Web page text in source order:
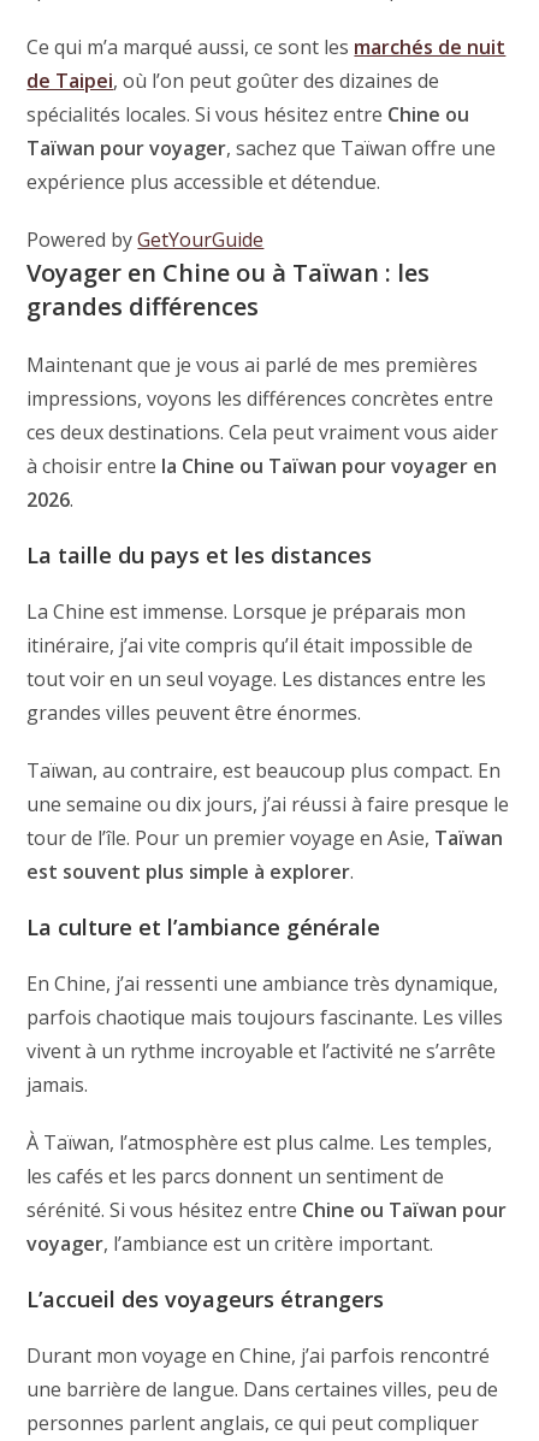
Ce qui m’a marqué aussi, ce sont les marchés de nuit
de Taipei, où l’on peut goûter des dizaines de
spécialités locales. Si vous hésitez entre Chine ou
Taïwan pour voyager, sachez que Taïwan offre une
expérience plus accessible et détendue.
Powered byGetYourGuide
Voyager en Chine ou à Taïwan : les
grandes différences
Maintenant que je vous ai parlé de mes premières
impressions, voyons les différences concrètes entre
ces deux destinations. Cela peut vraiment vous aider
à choisir entre la Chine ou Taïwan pour voyager en
2026.
La taille du pays et les distances
La Chine est immense. Lorsque je préparais mon
itinéraire, j’ai vite compris qu’il était impossible de
tout voir en un seul voyage. Les distances entre les
grandes villes peuvent être énormes.
Taïwan, au contraire, est beaucoup plus compact. En
une semaine ou dix jours, j’ai réussi à faire presque le
tour de l’île. Pour un premier voyage en Asie, Taïwan
est souvent plus simple à explorer.
La culture et l’ambiance générale
En Chine, j’ai ressenti une ambiance très dynamique,
parfois chaotique mais toujours fascinante. Les villes
vivent à un rythme incroyable et l’activité ne s’arrête
jamais.
À Taïwan, l’atmosphère est plus calme. Les temples,
les cafés et les parcs donnent un sentiment de
sérénité. Si vous hésitez entre Chine ou Taïwan pour
voyager, l’ambiance est un critère important.
L’accueil des voyageurs étrangers
Durant mon voyage en Chine, j’ai parfois rencontré
une barrière de langue. Dans certaines villes, peu de
personnes parlent anglais, ce qui peut compliquer